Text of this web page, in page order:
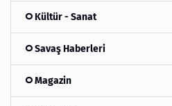
Kültür - Sanat
Savaş Haberleri
Magazin